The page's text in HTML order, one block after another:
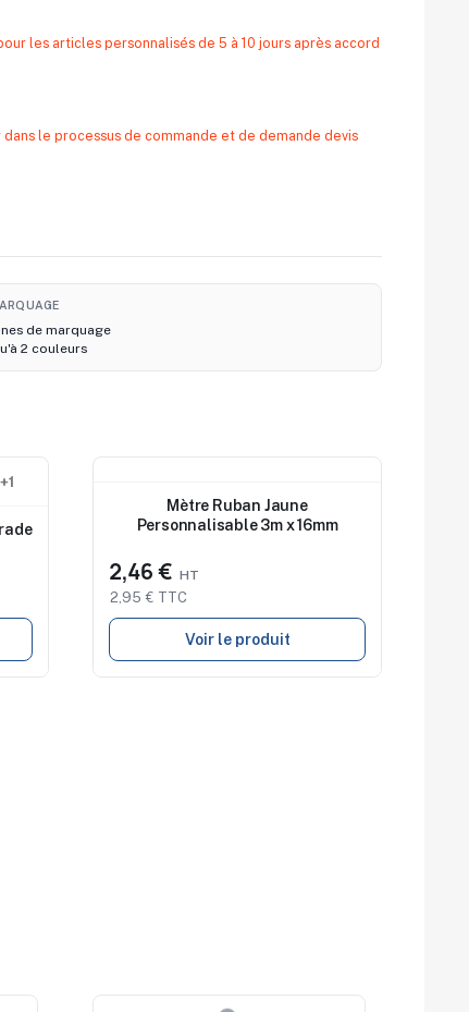
les articles personnalisés de 5 à 10 jours après accord
le processus de commande et de demande devis
de marquage
2 couleurs
+1
Mètre Ruban Jaune
Personnalisable 3m x 16mm
2,46 €
2,95 € TTC
Voir le produit